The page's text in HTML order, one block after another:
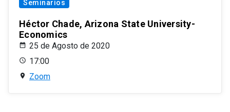
Seminarios
Héctor Chade, Arizona State University-
Economics
25 de Agosto de 2020
17:00
Zoom